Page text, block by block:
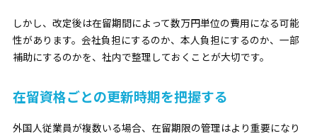
しかし、改定後は在留期間によって数万円単位の費用になる可能
性があります。会社負担にするのか、本人負担にするのか、一部
補助にするのかを、社内で整理しておくことが大切です。
在留資格ごとの更新時期を把握する
外国人従業員が複数いる場合、在留期限の管理はより重要になり